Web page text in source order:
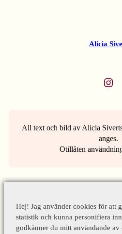
Alicia
Instagram
All text och bild av Alicia
anges.
Otillåten
Hej! Jag använder cookies för att
statistik och kunna personifiera
godkänner du mitt användande